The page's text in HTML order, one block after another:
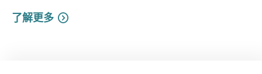
了解更多